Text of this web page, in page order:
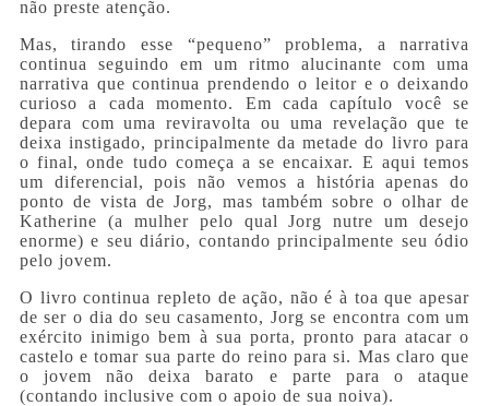
não preste atenção.
Mas, tirando esse “pequeno” problema, a narrativa
continua seguindo em um ritmo alucinante com uma
narrativa que continua prendendo o leitor e o deixando
curioso a cada momento. Em cada capítulo você se
depara com uma reviravolta ou uma revelação que te
deixa instigado, principalmente da metade do livro para
o final, onde tudo começa a se encaixar. E aqui temos
um diferencial, pois não vemos a história apenas do
ponto de vista de Jorg, mas também sobre o olhar de
Katherine (a mulher pelo qual Jorg nutre um desejo
enorme) e seu diário, contando principalmente seu ódio
pelo jovem.
O livro continua repleto de ação, não é à toa que apesar
de ser o dia do seu casamento, Jorg se encontra com um
exército inimigo bem à sua porta, pronto para atacar o
castelo e tomar sua parte do reino para si. Mas claro que
o jovem não deixa barato e parte para o ataque
(contando inclusive com o apoio de sua noiva).